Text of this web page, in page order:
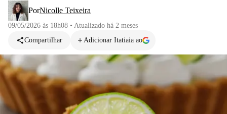
PorNicolle Teixeira
09/05/2026 às 18h08 • Atualizado há 2 meses
Compartilhar
Adicionar Itatiaia ao